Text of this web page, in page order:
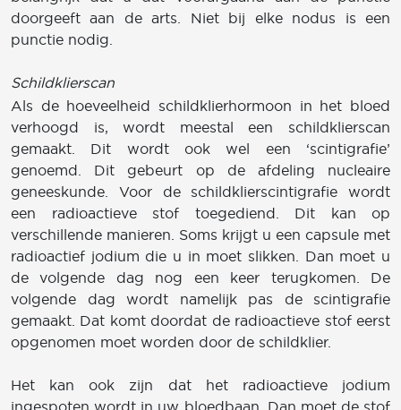
doorgeeft aan de arts. Niet bij elke nodus is een
punctie nodig.
Schildklierscan
Als de hoeveelheid schildklierhormoon in het bloed
verhoogd is, wordt meestal een schildklierscan
gemaakt. Dit wordt ook wel een ‘scintigrafie’
genoemd. Dit gebeurt op de afdeling nucleaire
geneeskunde. Voor de schildklierscintigrafie wordt
een radioactieve stof toegediend. Dit kan op
verschillende manieren. Soms krijgt u een capsule met
radioactief jodium die u in moet slikken. Dan moet u
de volgende dag nog een keer terugkomen. De
volgende dag wordt namelijk pas de scintigrafie
gemaakt. Dat komt doordat de radioactieve stof eerst
opgenomen moet worden door de schildklier.
Het kan ook zijn dat het radioactieve jodium
ingespoten wordt in uw bloedbaan. Dan moet de stof